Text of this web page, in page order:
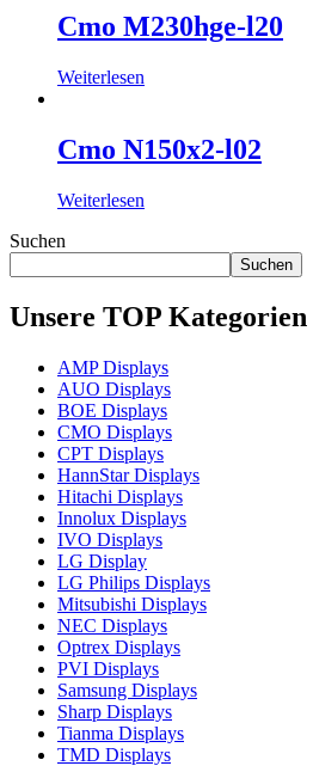
Cmo M230hge-l20
Weiterlesen
Cmo N150x2-l02
Weiterlesen
Suchen
Suchen
Unsere TOP Kategorien
AMP Displays
AUO Displays
BOE Displays
CMO Displays
CPT Displays
HannStar Displays
Hitachi Displays
Innolux Displays
IVO Displays
LG Display
LG Philips Displays
Mitsubishi Displays
NEC Displays
Optrex Displays
PVI Displays
Samsung Displays
Sharp Displays
Tianma Displays
TMD Displays